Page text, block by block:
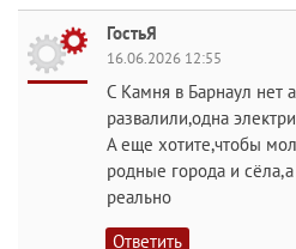
ГостьЯ
16.06.2026 12:55
С Камня в Барнаул нет
развалили,одна
А еще хотите,чтобы
родные города и
реально
Ответить